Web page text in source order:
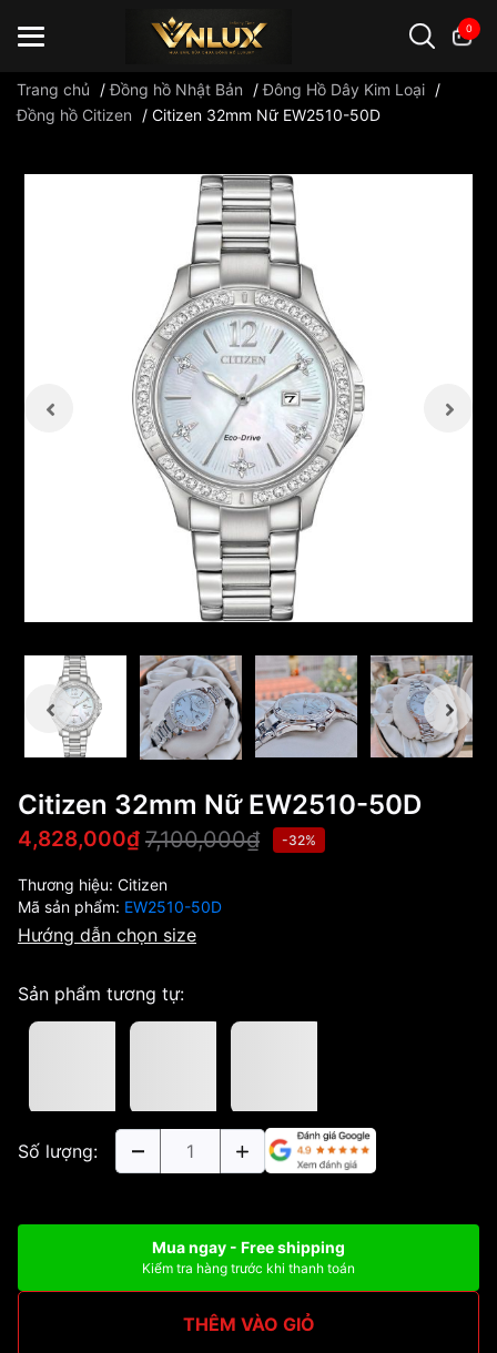
0
Trang chủ /Đồng hồ Nhật Bản /Đông Hồ Dây Kim Loại /
Đồng hồ Citizen
/ Citizen 32mm Nữ EW2510-50D
Citizen 32mm Nữ EW2510-50D
4,828,000₫ 7,100,000₫ -32%
Thương hiệu: Citizen
Mã sản phẩm: EW2510-50D
Hướng dẫn chọn size
Sản phẩm tương tự:
Số lượng:
Mua ngay - Free shipping
Kiểm tra hàng trước khi thanh toán
THÊM VÀO GIỎ